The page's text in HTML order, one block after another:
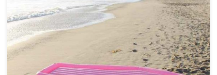
Bonjour cher Père-Noël, J’ai 12 ans, et je suis une élève de la classe de
5e4, au collège de C… dans la ville de B…. J’ai une demande assez
spéciale à vous faire : pour Noël, j’aimerais un cercueil. Oui, un cercueil
! De couleur rose bonbon, de préférence. Je vous demande ça car j’ai
(malencontreusement) tué mon professeur de français en l’étouffant
avec un article de presse! Malheureusement, son cœur en plastique n’a